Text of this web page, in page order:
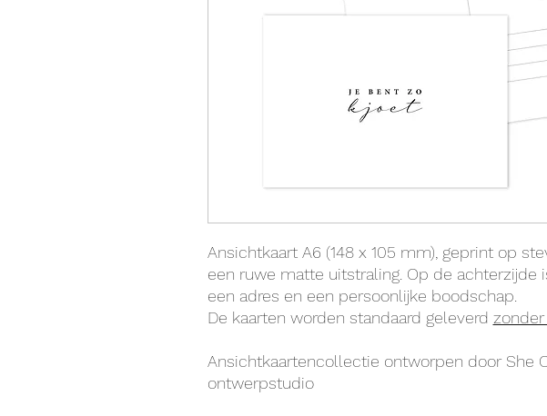
Ansichtkaart A6 (148 x 105 mm), geprint op
een ruwe matte uitstraling. Op de achterzijde
een adres en een persoonlijke boodschap.
De kaarten worden standaard geleverd zonder
Ansichtkaartencollectie ontworpen door She
ontwerpstudio